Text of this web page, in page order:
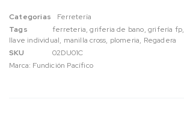
Categorias
Ferretería
Tags
ferreteria,griferia de bano,grifería fp,
llave individual, manilla cross, plomeria, Regadera
SKU
02DU01C
Marca: Fundición Pacífico